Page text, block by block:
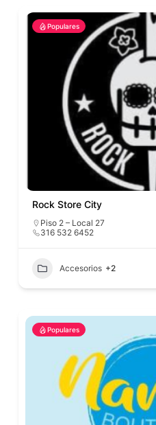
Populares
Rock Store City
Piso 2 – Local 27
316 532 6452
Accesorios +2
Populares